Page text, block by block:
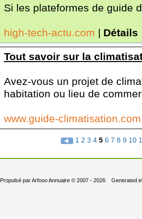
Si les plateformes de guide
high-tech-actu.com | Détails
Tout savoir sur la
Avez-vous un projet de
habitation ou lieu de
www.guide-
1 2 3 4 5 6 7 8 9 10
Propulsé parArfooo Annuaire© 2007 - 2026 Generated